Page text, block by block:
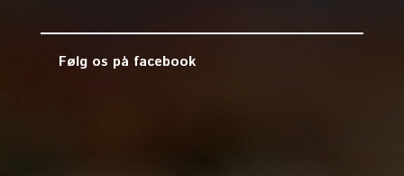
Følg os på facebook